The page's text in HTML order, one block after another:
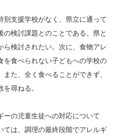
支援学校がなく、県立に通って
の検討課題とのことである。県と
ら検討されたい。次に、食物アレ
を食べられない子どもへの学校の
た、全く食べることができず、
尋ねる。
の児童生徒への対応について
ては、調理の最終段階でアレルギ